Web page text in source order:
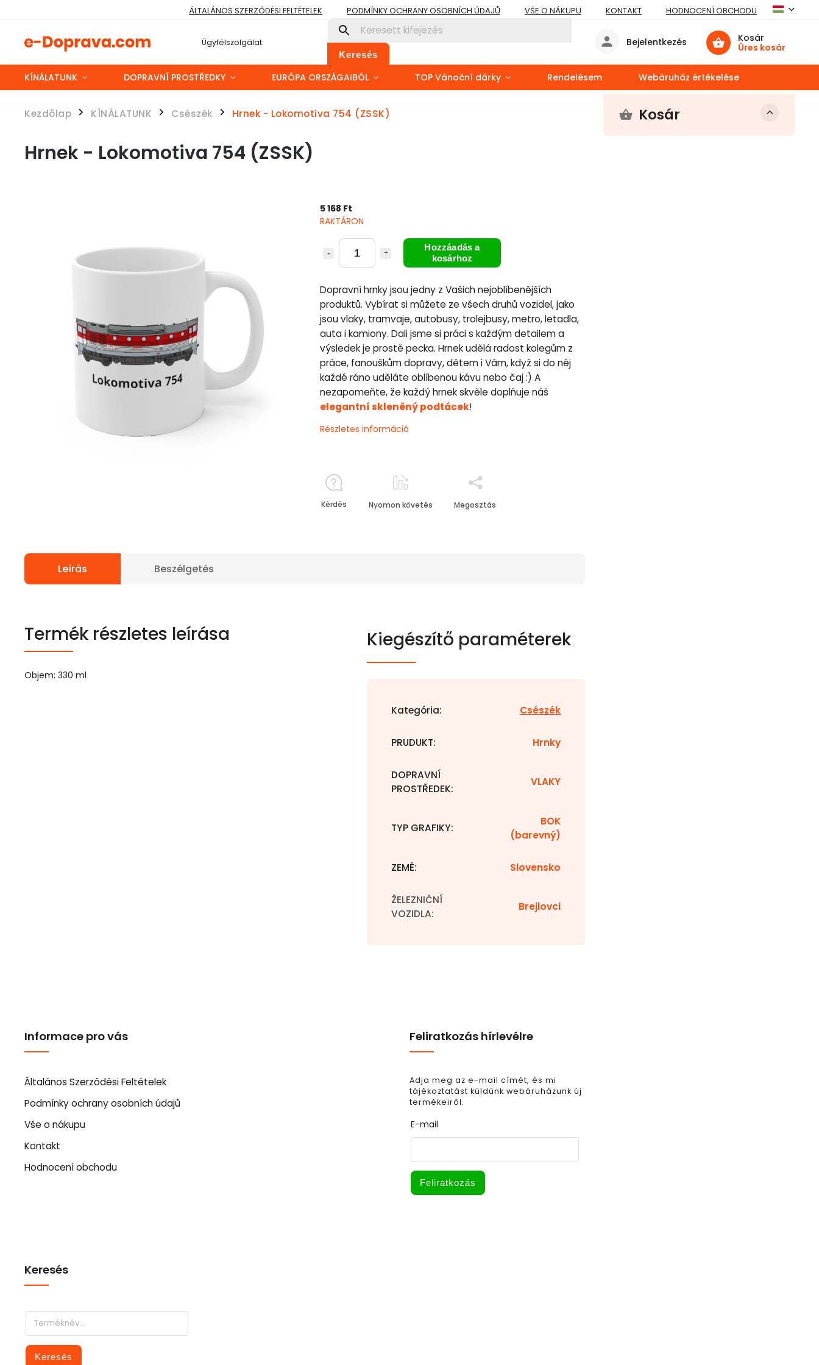
ÁLTALÁNOS SZERZŐDÉSI FELTÉTELEK PODMÍNKY OCHRANY OSOBNÍCH ÚDAJŮ VŠE O NÁKUPU KONTAKT HODNOCENÍ OBCHODU
Ügyfélszolgálat:
Keresés
Kosár
Üres kosár
Bejelentkezés
KÍNÁLATUNK DOPRAVNÍ PROSTŘEDKY EURÓPA ORSZÁGAIBÓL TOP Vánoční dárky Rendelésem Webáruház értékelése
Kezdőlap / KÍNÁLATUNK / Csészék / Hrnek - Lokomotiva 754 (ZSSK) Kosár
Hrnek - Lokomotiva 754 (ZSSK)
5 168 Ft
RAKTÁRON
Hozzáadás a
kosárhoz
Dopravní hrnky jsou jedny z Vašich nejoblíbenějších
produktů. Vybírat si můžete ze všech druhů vozidel, jako
jsou vlaky, tramvaje, autobusy, trolejbusy, metro, letadla,
auta i kamiony. Dali jsme si práci s každým detailem a
výsledek je prostě pecka. Hrnek udělá radost kolegům z
práce, fanouškům dopravy, dětem i Vám, když si do něj
každé ráno uděláte oblíbenou kávu nebo čaj :) A
nezapomeňte, že každý hrnek skvěle doplňuje náš
elegantní skleněný podtácek!
Részletes információ
Kérdés Nyomon követés Megosztás
Leírás Beszélgetés
Termék részletes leírása
Objem: 330 ml
Kiegészítő paraméterek
Kategória: Csészék
PRUDUKT: Hrnky
DOPRAVNÍ
PROSTŘEDEK:
VLAKY
TYP GRAFIKY:
BOK
(barevný)
ZEMĚ: Slovensko
ŽELEZNIČNÍ
VOZIDLA:
Brejlovci
Informace pro vás
Általános Szerződési Feltételek
Podmínky ochrany osobních údajů
Vše o nákupu
Kontakt
Hodnocení obchodu
Feliratkozás hírlevélre
Adja meg az e-mail címét, és mi
tájékoztatást küldünk webáruházunk új
termékeiről.
E-mail
Feliratkozás
Keresés
Keresés